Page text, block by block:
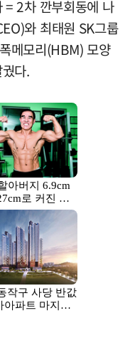
= 2차 깐부회동에 나
와 최태원 SK그룹
메모리(HBM) 모양
다.